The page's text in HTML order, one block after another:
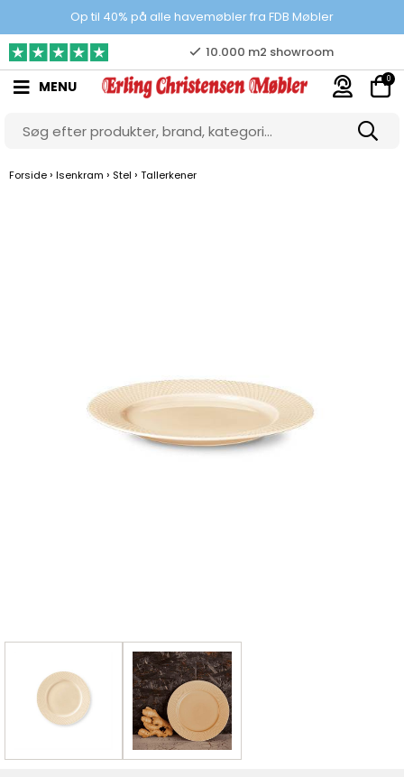
Op til 40% på alle havemøbler fra FDB Møbler
Prisgaranti
10.000 m2 showroom
Gratis & gode parkeringsforhold
MENU 0
Forside › Isenkram › Stel › Tallerkener